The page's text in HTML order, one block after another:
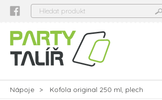
Nápoje Kofola original 250 ml, plech